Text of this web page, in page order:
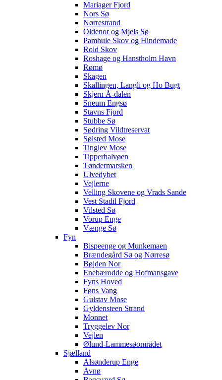
Mariager Fjord
Nors Sø
Nørrestrand
Oldenor og Mjels Sø
Pamhule Skov og Hindemade
Rold Skov
Roshage og Hanstholm Havn
Rømø
Skagen
Skallingen, Langli og Ho Bugt
Skjern Å-dalen
Sneum Engsø
Stavns Fjord
Stubbe Sø
Sødring Vildtreservat
Sølsted Mose
Tinglev Mose
Tipperhalvøen
Tøndermarsken
Ulvedybet
Vejlerne
Velling Skovene og Vrads Sande
Vest Stadil Fjord
Vilsted Sø
Vorup Enge
Vænge Sø
Fyn
Bispeenge og Munkemaen
Brændegård Sø og Nørresø
Bøjden Nor
Enebærodde og Hofmansgave
Fyns Hoved
Føns Vang
Gulstav Mose
Gyldensteen Strand
Monnet
Tryggelev Nor
Vejlen
Ølund-Lammesøområdet
Sjælland
Alsønderup Enge
Avnø